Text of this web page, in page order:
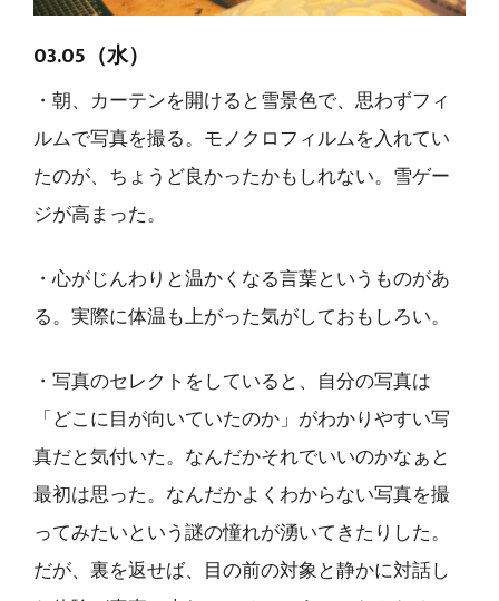
03.05（水）
・朝、カーテンを開けると雪景色で、思わずフィ
ルムで写真を撮る。モノクロフィルムを入れてい
たのが、ちょうど良かったかもしれない。雪ゲー
ジが高まった。
・心がじんわりと温かくなる言葉というものがあ
る。実際に体温も上がった気がしておもしろい。
・写真のセレクトをしていると、自分の写真は
「どこに目が向いていたのか」がわかりやすい写
真だと気付いた。なんだかそれでいいのかなぁと
最初は思った。なんだかよくわからない写真を撮
ってみたいという謎の憧れが湧いてきたりした。
だが、裏を返せば、目の前の対象と静かに対話し